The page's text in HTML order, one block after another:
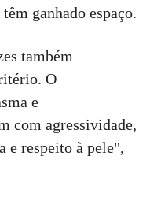
ganhado espaço.
também
O
e
com agressividade,
e respeito à pele",